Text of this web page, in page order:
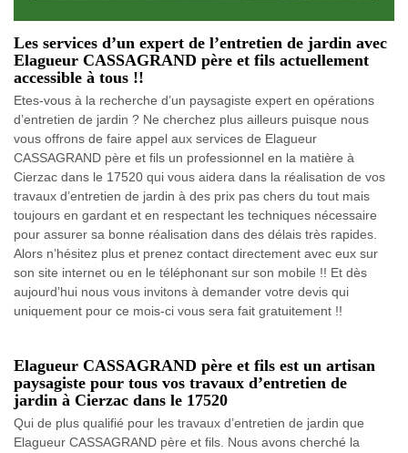
Les services d’un expert de l’entretien de jardin avec
Elagueur CASSAGRAND père et fils actuellement
accessible à tous !!
Etes-vous à la recherche d’un paysagiste expert en opérations
d’entretien de jardin ? Ne cherchez plus ailleurs puisque nous
vous offrons de faire appel aux services de Elagueur
CASSAGRAND père et fils un professionnel en la matière à
Cierzac dans le 17520 qui vous aidera dans la réalisation de vos
travaux d’entretien de jardin à des prix pas chers du tout mais
toujours en gardant et en respectant les techniques nécessaire
pour assurer sa bonne réalisation dans des délais très rapides.
Alors n’hésitez plus et prenez contact directement avec eux sur
son site internet ou en le téléphonant sur son mobile !! Et dès
aujourd’hui nous vous invitons à demander votre devis qui
uniquement pour ce mois-ci vous sera fait gratuitement !!
Elagueur CASSAGRAND père et fils est un artisan
paysagiste pour tous vos travaux d’entretien de
jardin à Cierzac dans le 17520
Qui de plus qualifié pour les travaux d’entretien de jardin que
Elagueur CASSAGRAND père et fils. Nous avons cherché la